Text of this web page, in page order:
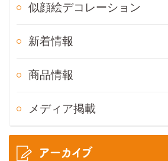
似顔絵デコレーション
新着情報
商品情報
メディア掲載
アーカイブ